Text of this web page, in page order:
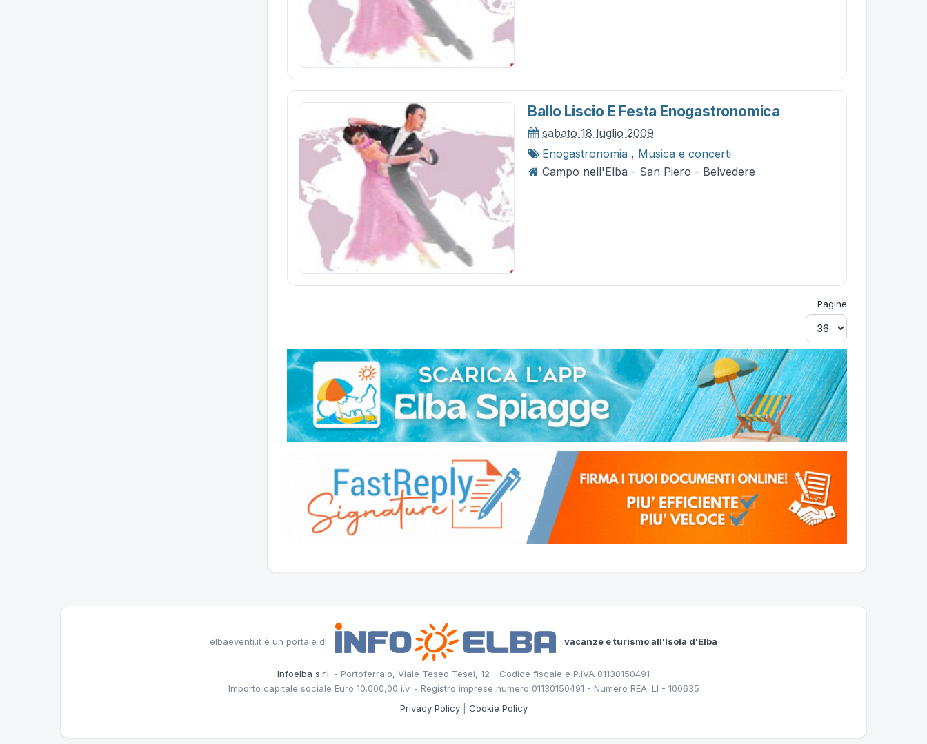
Ballo Liscio E Festa Enogastronomica
sabato 18 luglio 2009
Enogastronomia , Musica e concerti
Campo nell'Elba - San Piero - Belvedere
Pagine
elbaeventi.it è un portale di vacanze e turismo all'Isola d'Elba
Infoelba s.r.l. - Portoferraio, Viale Teseo Tesei, 12 - Codice fiscale e P.IVA 01130150491
Importo capitale sociale Euro 10.000,00 i.v. - Registro imprese numero 01130150491 - Numero REA: LI - 100635
Privacy Policy| Cookie Policy